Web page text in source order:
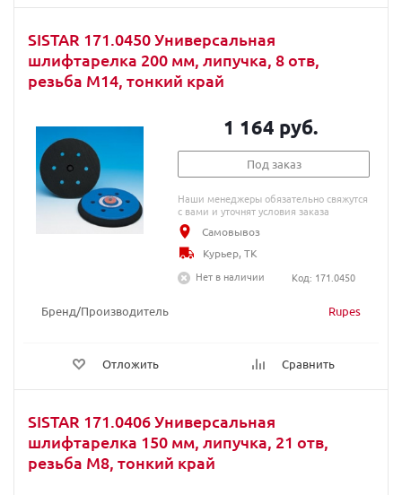
SISTAR 171.0450 Универсальная
шлифтарелка 200 мм, липучка, 8 отв,
резьба M14, тонкий край
Бренд/Производитель Rupes
Отложить Сравнить
1 164 руб.
Под заказ
Наши менеджеры обязательно свяжутся
с вами и уточнят условия заказа
Самовывоз
Курьер, ТК
Нет в наличии
Код: 171.0450
SISTAR 171.0406 Универсальная
шлифтарелка 150 мм, липучка, 21 отв,
резьба M8, тонкий край